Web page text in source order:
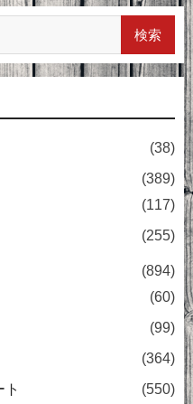
(38)
(389)
(117)
(255)
(894)
(60)
(99)
(364)
(550)